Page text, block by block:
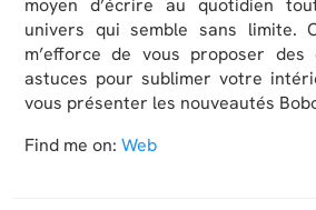
univers qui semble sans limite.
m’efforce de vous proposer des
astuces pour sublimer votre
vous présenter les nouveautés
Find me on: Web